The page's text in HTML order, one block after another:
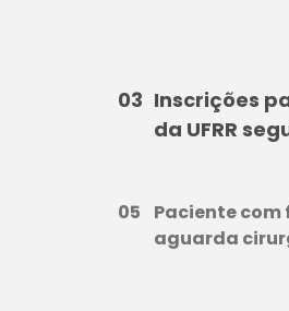
Inscrições
da UFRR
Paciente
aguarda